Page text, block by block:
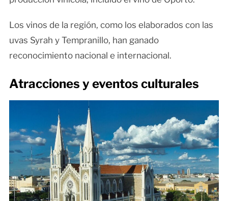
Los vinos de la región, como los elaborados con las
uvas Syrah y Tempranillo, han ganado
reconocimiento nacional e internacional.
Atracciones y eventos culturales